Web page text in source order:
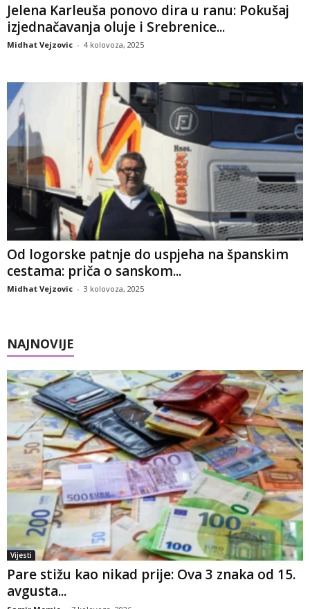
Jelena Karleuša ponovo dira u ranu: Pokušaj
izjednačavanja oluje i Srebrenice...
Midhat Vejzovic - 4 kolovoza, 2025
Od logorske patnje do uspjeha na španskim
cestama: priča o sanskom...
Midhat Vejzovic - 3 kolovoza, 2025
NAJNOVIJE
Vijesti
Pare stižu kao nikad prije: Ova 3 znaka od 15.
avgusta...